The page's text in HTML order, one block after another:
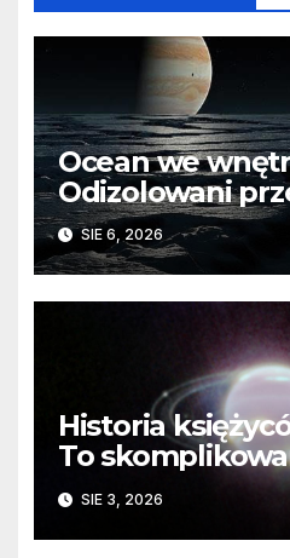
Ocean we
Odizolowani
barierę
SIE 6, 2026
Historia
To
SIE 3, 2026